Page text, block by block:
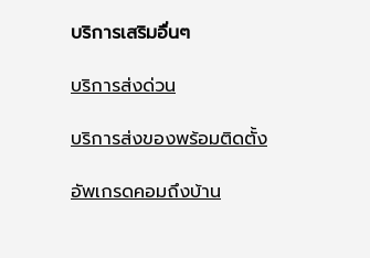
บริการเสริมอื่นๆ
บริการส่งด่วน
บริการส่งของพร้อมติดตั้ง
อัพเกรดคอมถึงบ้าน